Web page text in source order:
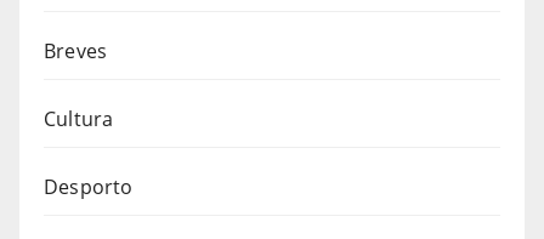
Breves
Cultura
Desporto